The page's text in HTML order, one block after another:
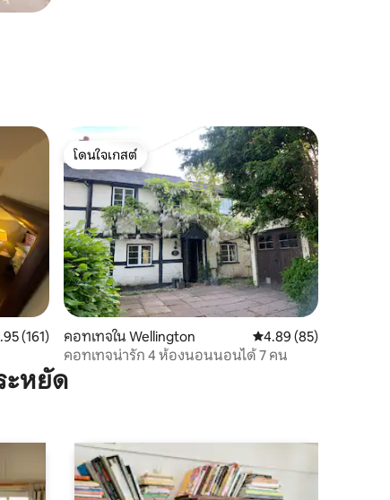
นนเฉลี่ย 4.95 จาก 5, 161 รีวิว
(161)
โดนใจเกสต์
โดนใจเกสต์
คอทเทจใน Wellington คะแนนเฉลี่ย 4.89 จาก
4.89 (85)
คอทเทจน่ารัก 4 ห้องนอนนอนได้ 7 คน
ะหยัด